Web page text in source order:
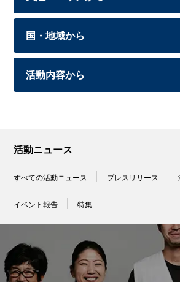
活動ニュース
すべての活動ニュース プレスリリース
イベント報告 特集